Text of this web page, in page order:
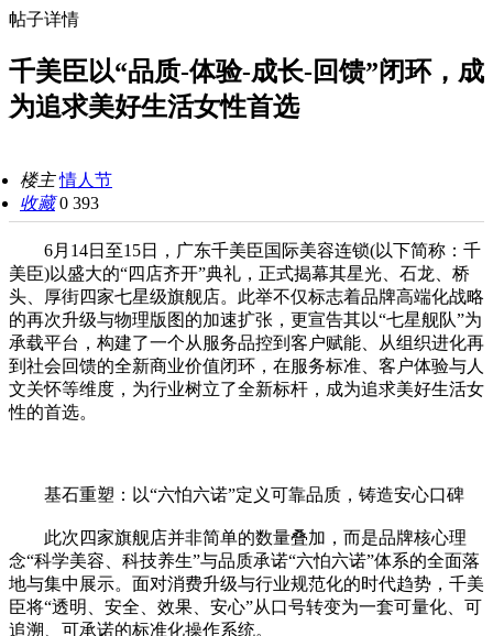
帖子详情
千美臣以“品质-体验-成长-回馈”闭环，成
为追求美好生活女性首选
楼主情人节
收藏 0 393
6月14日至15日，广东千美臣国际美容连锁(以下简称：千
美臣)以盛大的“四店齐开”典礼，正式揭幕其星光、石龙、桥
头、厚街四家七星级旗舰店。此举不仅标志着品牌高端化战略
的再次升级与物理版图的加速扩张，更宣告其以“七星舰队”为
承载平台，构建了一个从服务品控到客户赋能、从组织进化再
到社会回馈的全新商业价值闭环，在服务标准、客户体验与人
文关怀等维度，为行业树立了全新标杆，成为追求美好生活女
性的首选。
基石重塑：以“六怕六诺”定义可靠品质，铸造安心口碑
此次四家旗舰店并非简单的数量叠加，而是品牌核心理
念“科学美容、科技养生”与品质承诺“六怕六诺”体系的全面落
地与集中展示。面对消费升级与行业规范化的时代趋势，千美
臣将“透明、安全、效果、安心”从口号转变为一套可量化、可
追溯、可承诺的标准化操作系统。